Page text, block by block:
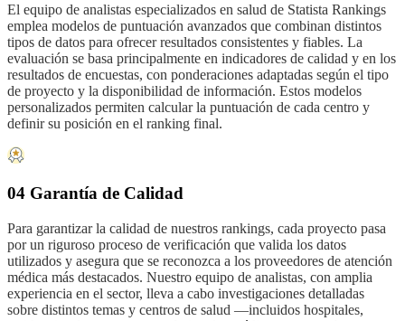
El equipo de analistas especializados en salud de Statista Rankings
emplea modelos de puntuación avanzados que combinan distintos
tipos de datos para ofrecer resultados consistentes y fiables. La
evaluación se basa principalmente en indicadores de calidad y en los
resultados de encuestas, con ponderaciones adaptadas según el tipo
de proyecto y la disponibilidad de información. Estos modelos
personalizados permiten calcular la puntuación de cada centro y
definir su posición en el ranking final.
04 Garantía de Calidad
Para garantizar la calidad de nuestros rankings, cada proyecto pasa
por un riguroso proceso de verificación que valida los datos
utilizados y asegura que se reconozca a los proveedores de atención
médica más destacados. Nuestro equipo de analistas, con amplia
experiencia en el sector, lleva a cabo investigaciones detalladas
sobre distintos temas y centros de salud —incluidos hospitales,